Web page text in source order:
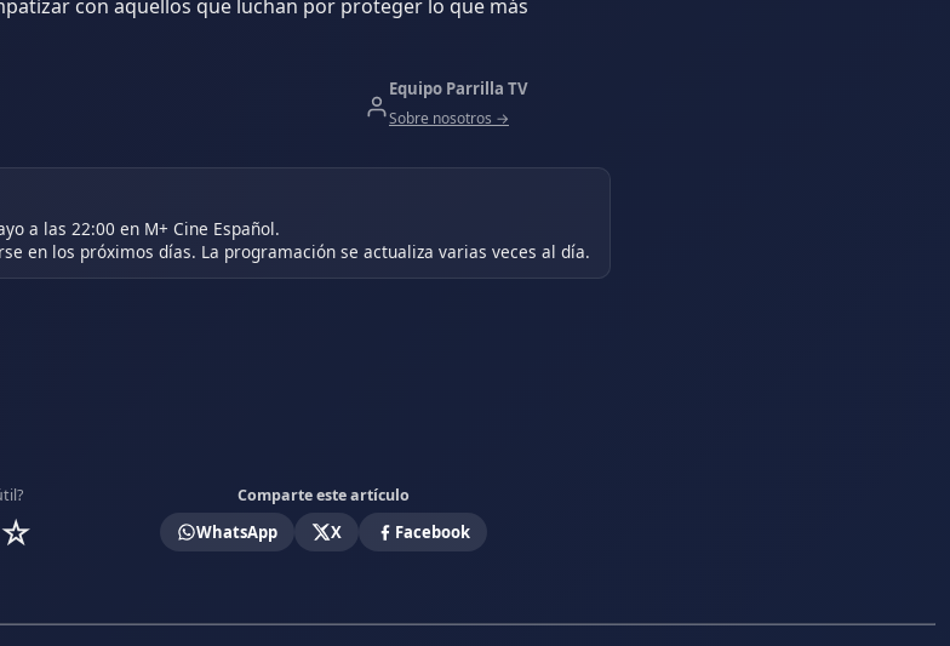
con aquellos que luchan por proteger lo que más
Equipo Parrilla TV
Sobre nosotros →
a las 22:00 en M+ Cine Español.
en los próximos días. La programación se actualiza varias veces al día.
Comparte este artículo
☆ WhatsApp X Facebook